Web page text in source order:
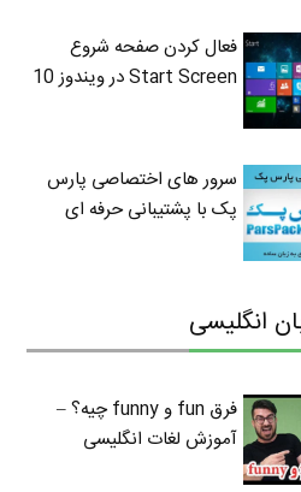
فعال کردن صفحه شروع
Start Screen در ویندوز 10
سرور های اختصاصی پارس
پک با پشتیبانی حرفه ای
انگلیسی
فرق fun و funny چیه؟ –
آموزش لغات انگلیسی